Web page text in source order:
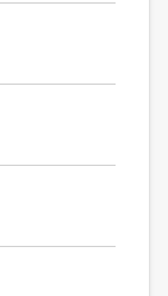
کاربری